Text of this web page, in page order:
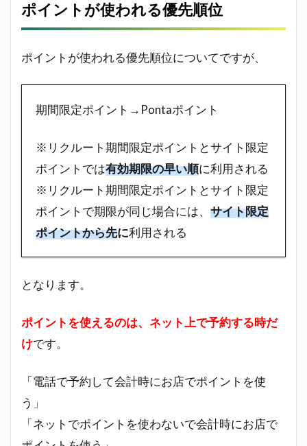
ポイントが使われる優先順位
ポイントが使われる優先順位についてですが、
期間限定ポイント→Pontaポイント
※リクルート期間限定ポイントとサイト限定
ポイントでは有効期限の早い順に利用される
※リクルート期間限定ポイントとサイト限定
ポイントで期限が同じ場合には、 サイト限定
ポイントから先に利用される
となります。
ポイントを使えるのは、ネット上で予約する時だ
けです。
「電話で予約して会計時にお店でポイントを使
う」
「ネットでポイントを使わないで会計時にお店で